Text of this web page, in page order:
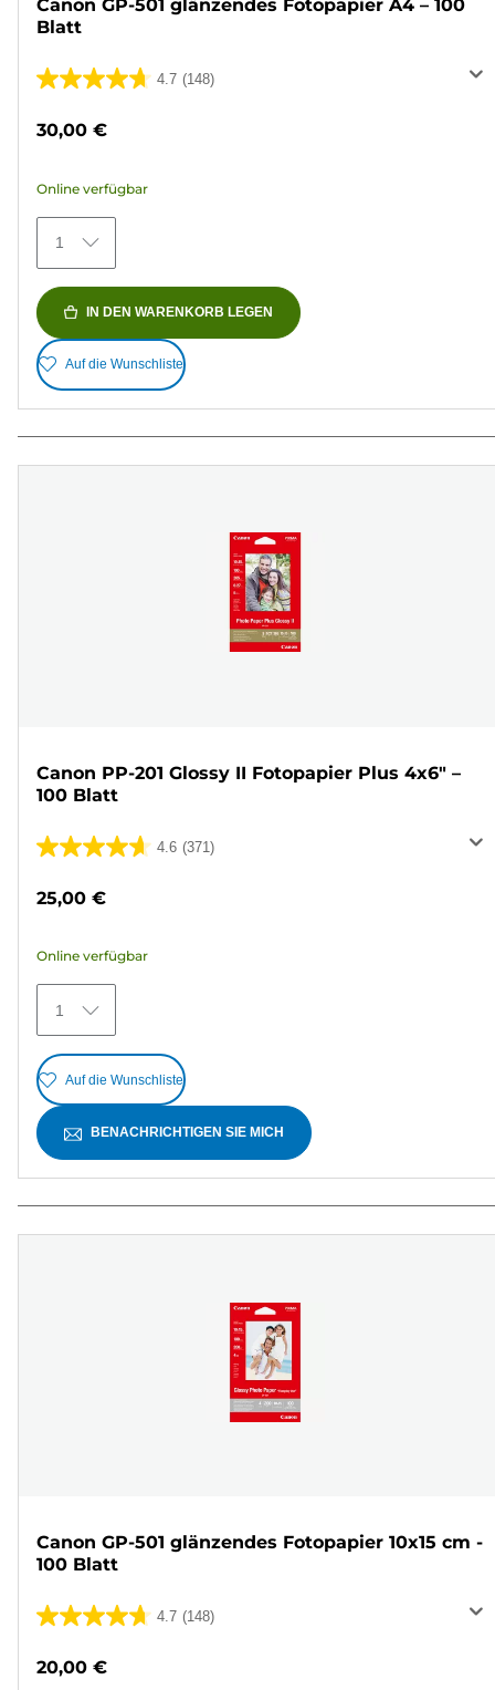
Canon GP-501 glänzendes Fotopapier A4 – 100
Blatt
4.7 (148)
4.7
5
148
Bewertungen
30,00 €
Online verfügbar
1
IN DEN WARENKORB LEGEN
Auf die Wunschliste
Canon PP-201 Glossy II Fotopapier Plus 4x6" –
100 Blatt
4.6 (371)
4.6
5
371
Bewertungen
25,00 €
Online verfügbar
1
Auf die Wunschliste
BENACHRICHTIGEN SIE MICH
Canon GP-501 glänzendes Fotopapier 10x15 cm -
100 Blatt
4.7 (148)
4.7
20,00 €